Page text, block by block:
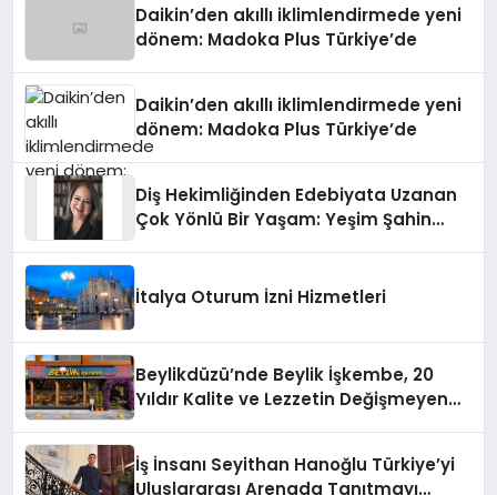
Daikin’den akıllı iklimlendirmede yeni
dönem: Madoka Plus Türkiye’de
Daikin’den akıllı iklimlendirmede yeni
dönem: Madoka Plus Türkiye’de
Diş Hekimliğinden Edebiyata Uzanan
Çok Yönlü Bir Yaşam: Yeşim Şahin
İtalya Oturum İzni Hizmetleri
Beylikdüzü’nde Beylik İşkembe, 20
Yıldır Kalite ve Lezzetin Değişmeyen
İş İnsanı Seyithan Hanoğlu Türkiye’yi
Uluslararası Arenada Tanıtmayı